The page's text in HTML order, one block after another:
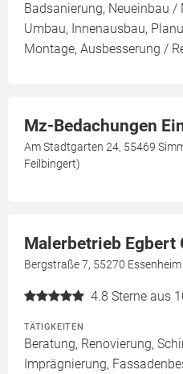
Badsanierung, Neueinbau
Umbau, Innenausbau,
Montage, Ausbesserung /
Mz-Bedachungen
Am Stadtgarten 24, 55469
Feilbingert)
Malerbetrieb Egbert
Bergstraße 7, 55270
4.8 Sterne aus
TÄTIGKEITEN
Beratung, Renovierung,
Imprägnierung,